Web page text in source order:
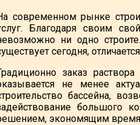
современном рынке
Благодаря своим
ни одно
сегодня,
заказ
не менее
бассейна,
большого
экономящим время,